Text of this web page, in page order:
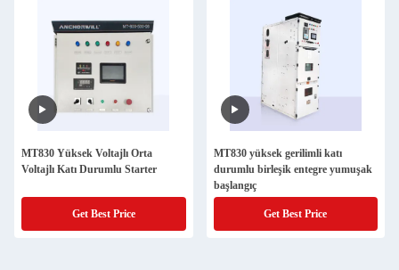
MT830 Yüksek Voltajlı Orta
Voltajlı Katı Durumlu Starter
Get Best Price
MT830 yüksek gerilimli katı
durumlu birleşik entegre yumuşak
başlangıç
Get Best Price